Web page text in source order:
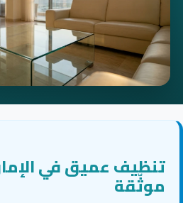
تنظيف عميق في
موثّقة